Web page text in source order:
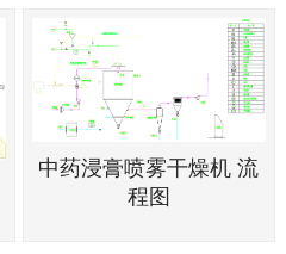
中药浸膏喷雾干燥机 流
程图